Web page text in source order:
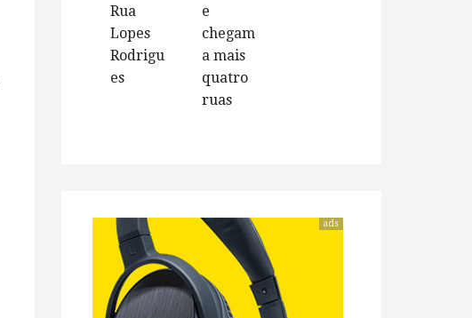
Rua
Lopes
Rodrigu
es
e
chegam
a mais
quatro
ruas
ads